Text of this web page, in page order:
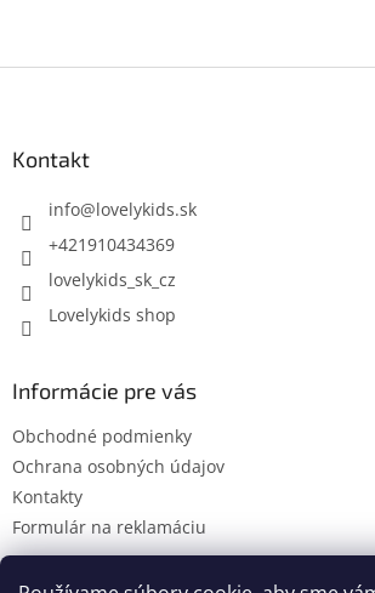
Kontakt
info@lovelykids.sk
+421910434369
lovelykids_sk_cz
Lovelykids shop
Informácie pre vás
Obchodné podmienky
Ochrana osobných údajov
Kontakty
Formulár na reklamáciu